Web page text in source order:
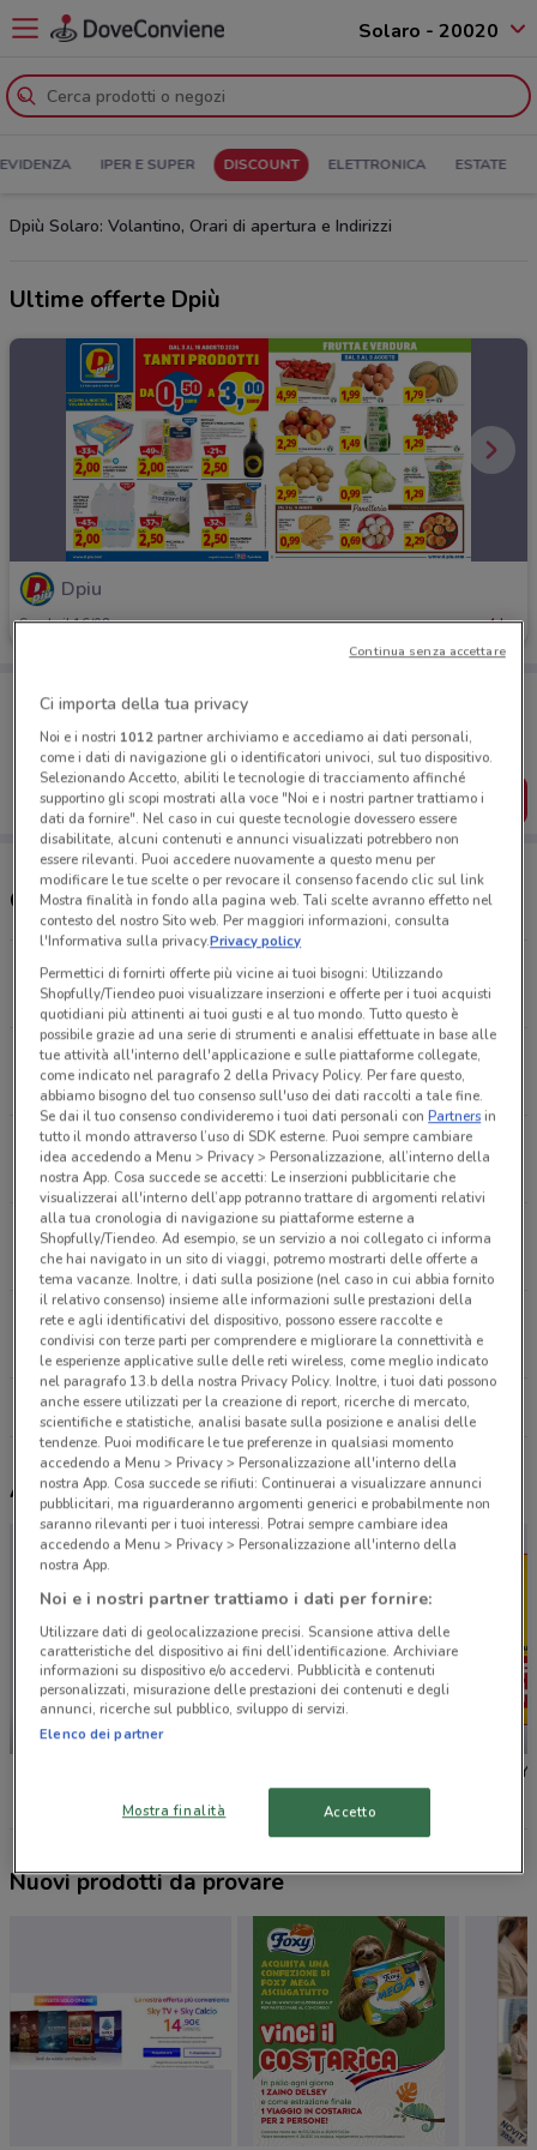
Solaro - 20020
IPER E SUPER DISCOUNT ELETTRONICA ESTATE
Dpiù Solaro: Volantino, Orari di apertura e Indirizzi
Ultime offerte Dpiù
Dpiu
Scade il 16/08 4 km
Puoi trovare le migliori offerte dei negozi vicino a te,
salvarle e creare la tua lista del risparmio, comodamente
dal tuo cellulare.
SCARICA L’APP
Orari e Negozi Dpiù
Via Giovanni Amendola Saronno
3.5 km
Via Giovanni Amendola Saronno
4 km
APERTO
Via Benedetto Croce, 3 Senago
4.6 km
CHIUSO
Via Longoni, 86 Barlassina
4.8 km
Iv Novembre Uboldo
7.6 km
CHIUSO
Tutti i negozi Dpiu
Altri volantini nelle vicinanze
PENNY
Nuovi prodotti da provare
Ci importa della tua privacy
Noi e i nostri 1012partner archiviamo e accediamo ai dati personali,
come i dati di navigazione gli o identificatori univoci, sul tuo dispositivo.
Selezionando Accetto, abiliti le tecnologie di tracciamento affinché
supportino gli scopi mostrati alla voce "Noi e i nostri partner trattiamo i
dati da fornire". Nel caso in cui queste tecnologie dovessero essere
disabilitate, alcuni contenuti e annunci visualizzati potrebbero non
essere rilevanti. Puoi accedere nuovamente a questo menu per
modificare le tue scelte o per revocare il consenso facendo clic sul link
Mostra finalità in fondo alla pagina web. Tali scelte avranno effetto nel
contesto del nostro Sito web. Per maggiori informazioni, consulta
l'Informativa sulla privacy.Privacy policy
Permettici di fornirti offerte più vicine ai tuoi bisogni: Utilizzando
Shopfully/Tiendeo puoi visualizzare inserzioni e offerte per i tuoi acquisti
quotidiani più attinenti ai tuoi gusti e al tuo mondo. Tutto questo è
possibile grazie ad una serie di strumenti e analisi effettuate in base alle
tue attività all'interno dell'applicazione e sulle piattaforme collegate,
come indicato nel paragrafo 2 della Privacy Policy. Per fare questo,
abbiamo bisogno del tuo consenso sull'uso dei dati raccolti a tale fine.
Se dai il tuo consenso condivideremo i tuoi dati personali conPartnersin
tutto il mondo attraverso l’uso di SDK esterne. Puoi sempre cambiare
idea accedendo a Menu > Privacy > Personalizzazione, all’interno della
nostra App. Cosa succede se accetti: Le inserzioni pubblicitarie che
visualizzerai all'interno dell’app potranno trattare di argomenti relativi
alla tua cronologia di navigazione su piattaforme esterne a
Shopfully/Tiendeo. Ad esempio, se un servizio a noi collegato ci informa
che hai navigato in un sito di viaggi, potremo mostrarti delle offerte a
tema vacanze. Inoltre, i dati sulla posizione (nel caso in cui abbia fornito
il relativo consenso) insieme alle informazioni sulle prestazioni della
rete e agli identificativi del dispositivo, possono essere raccolte e
condivisi con terze parti per comprendere e migliorare la connettività e
le esperienze applicative sulle delle reti wireless, come meglio indicato
nel paragrafo 13.b della nostra Privacy Policy. Inoltre, i tuoi dati possono
anche essere utilizzati per la creazione di report, ricerche di mercato,
scientifiche e statistiche, analisi basate sulla posizione e analisi delle
tendenze. Puoi modificare le tue preferenze in qualsiasi momento
accedendo a Menu > Privacy > Personalizzazione all'interno della
nostra App. Cosa succede se rifiuti: Continuerai a visualizzare annunci
pubblicitari, ma riguarderanno argomenti generici e probabilmente non
saranno rilevanti per i tuoi interessi. Potrai sempre cambiare idea
accedendo a Menu > Privacy > Personalizzazione all'interno della
nostra App.
Noi e i nostri partner trattiamo i dati per fornire:
Utilizzare dati di geolocalizzazione precisi. Scansione attiva delle
caratteristiche del dispositivo ai fini dell’identificazione. Archiviare
informazioni su dispositivo e/o accedervi. Pubblicità e contenuti
personalizzati, misurazione delle prestazioni dei contenuti e degli
annunci, ricerche sul pubblico, sviluppo di servizi.
Elenco dei partner
Mostra finalità Accetto
Continua senza accettare